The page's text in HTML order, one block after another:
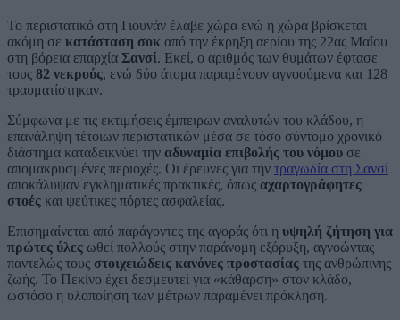
Το περιστατικό στη Γιουνάν έλαβε χώρα ενώ η χώρα βρίσκεται
ακόμη σε κατάσταση σοκ από την έκρηξη αερίου της 22ας Μαΐου
στη βόρεια επαρχία Σανσί. Εκεί, ο αριθμός των θυμάτων έφτασε
τους 82 νεκρούς, ενώ δύο άτομα παραμένουν αγνοούμενα και 128
τραυματίστηκαν.
Σύμφωνα με τις εκτιμήσεις έμπειρων αναλυτών του κλάδου, η
επανάληψη τέτοιων περιστατικών μέσα σε τόσο σύντομο χρονικό
διάστημα καταδεικνύει την αδυναμία επιβολής του νόμου σε
απομακρυσμένες περιοχές. Οι έρευνες για την τραγωδία στη Σανσί
αποκάλυψαν εγκληματικές πρακτικές, όπως αχαρτογράφητες
στοές και ψεύτικες πόρτες ασφαλείας.
Επισημαίνεται από παράγοντες της αγοράς ότι η υψηλή ζήτηση για
πρώτες ύλες ωθεί πολλούς στην παράνομη εξόρυξη, αγνοώντας
παντελώς τους στοιχειώδεις κανόνες προστασίας της ανθρώπινης
ζωής. Το Πεκίνο έχει δεσμευτεί για «κάθαρση» στον κλάδο,
ωστόσο η υλοποίηση των μέτρων παραμένει πρόκληση.